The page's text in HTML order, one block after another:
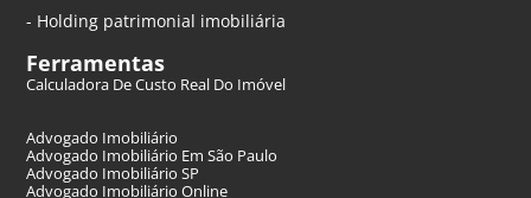
- Holding patrimonial imobiliária
Ferramentas
Calculadora De Custo Real Do Imóvel
Advogado Imobiliário
Advogado Imobiliário Em São Paulo
Advogado Imobiliário SP
Advogado Imobiliário Online